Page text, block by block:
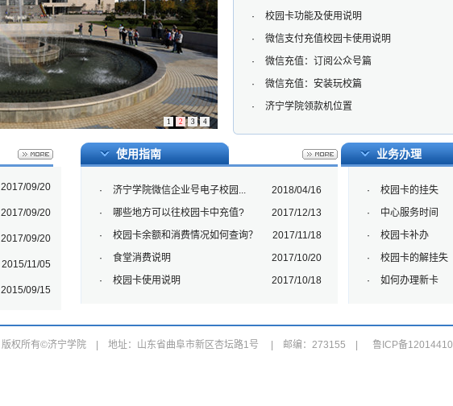
1 2 3 4
·
校园卡功能及使用说明
·
微信支付充值校园卡使用说明
·
微信充值：订阅公众号篇
·
微信充值：安装玩校篇
·
济宁学院领款机位置
2017/09/20
2017/09/20
2017/09/20
2015/11/05
2015/09/15
使用指南
· 济宁学院微信企业号电子校园...
2018/04/16
·
哪些地方可以往校园卡中充值?
2017/12/13
·
校园卡余额和消费情况如何查询？
2017/11/18
·
食堂消费说明
2017/10/20
·
校园卡使用说明 2017/10/18
业务办理
· 校园卡的挂失
·
中心服务时间
·
校园卡补办
·
校园卡的解挂失
·
如何办理新卡
版权所有©济宁学院 | 地址：山东省曲阜市新区杏坛路1号 | 邮编：273155 | 鲁ICP备12014410